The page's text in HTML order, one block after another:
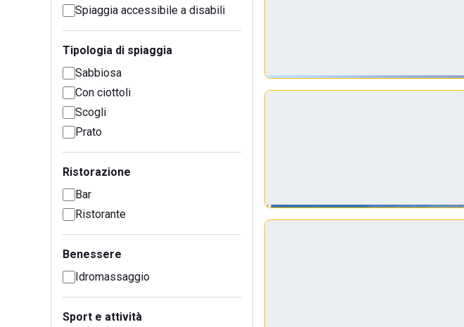
Spiaggia accessibile a disabili
Tipologia di spiaggia
Sabbiosa
Con ciottoli
Scogli
Prato
Ristorazione
Bar
Ristorante
Benessere
Idromassaggio
Sport e attività